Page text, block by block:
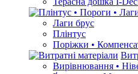
Лаги брус
Плінтус
Поріжки •
Вирівнювання •